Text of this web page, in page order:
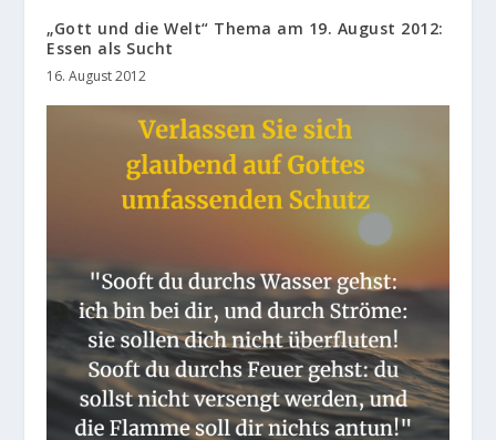
„Gott und die Welt“ Thema am 19. August 2012:
Essen als Sucht
16. August 2012